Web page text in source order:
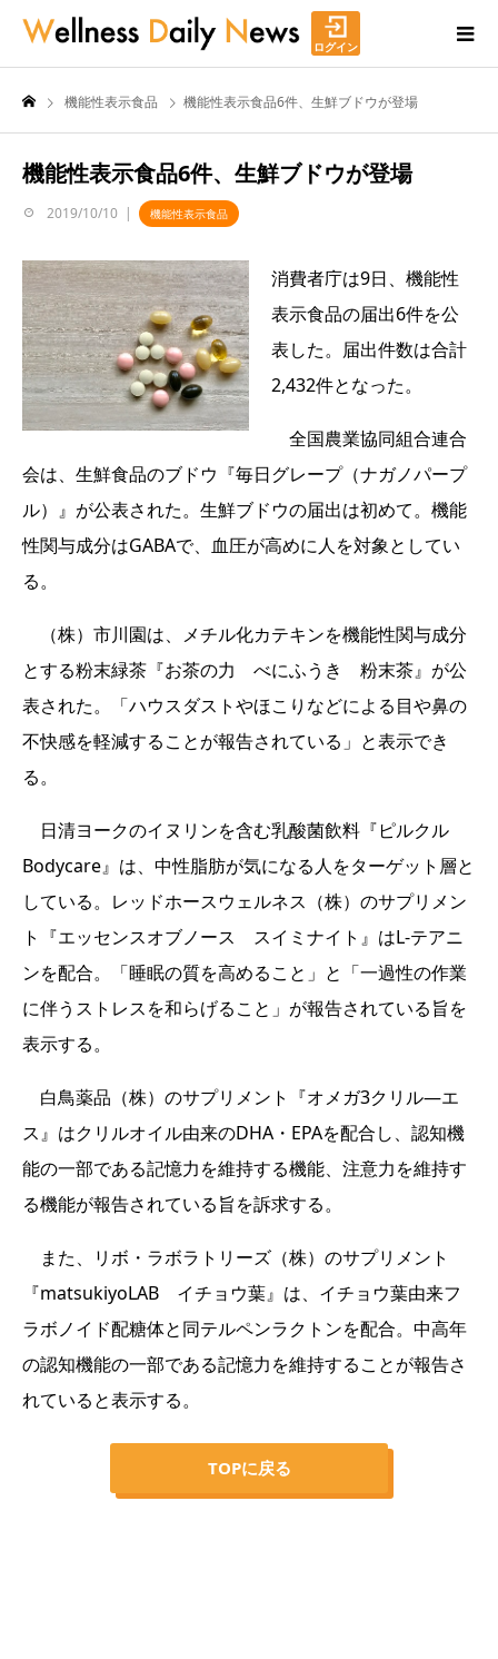
ログイン
機能性表示食品 機能性表示食品6件、生鮮ブドウが登場
機能性表示食品6件、生鮮ブドウが登場
2019/10/10 機能性表示食品
消費者庁は9日、機能性
表示食品の届出6件を公
表した。届出件数は合計
2,432件となった。
全国農業協同組合連合
会は、生鮮食品のブドウ『毎日グレープ（ナガノパープ
ル）』が公表された。生鮮ブドウの届出は初めて。機能
性関与成分はGABAで、血圧が高めに人を対象としてい
る。
（株）市川園は、メチル化カテキンを機能性関与成分
とする粉末緑茶『お茶の力 べにふうき 粉末茶』が公
表された。「ハウスダストやほこりなどによる目や鼻の
不快感を軽減することが報告されている」と表示でき
る。
日清ヨークのイヌリンを含む乳酸菌飲料『ピルクル
Bodycare』は、中性脂肪が気になる人をターゲット層と
している。レッドホースウェルネス（株）のサプリメン
ト『エッセンスオブノース スイミナイト』はL-テアニ
ンを配合。「睡眠の質を高めること」と「一過性の作業
に伴うストレスを和らげること」が報告されている旨を
表示する。
白鳥薬品（株）のサプリメント『オメガ3クリル―エ
ス』はクリルオイル由来のDHA・EPAを配合し、認知機
能の一部である記憶力を維持する機能、注意力を維持す
る機能が報告されている旨を訴求する。
また、リボ・ラボラトリーズ（株）のサプリメント
『matsukiyoLAB イチョウ葉』は、イチョウ葉由来フ
ラボノイド配糖体と同テルペンラクトンを配合。中高年
の認知機能の一部である記憶力を維持することが報告さ
れていると表示する。
TOPに戻る